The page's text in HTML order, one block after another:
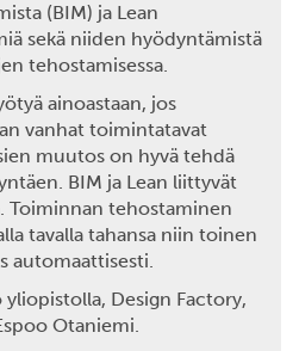
(BIM) ja Lean
sekä niiden hyödyntämistä
tehostamisessa.
ainoastaan, jos
vanhat toimintatavat
muutos on hyvä tehdä
BIM ja Lean liittyvät
Toiminnan tehostaminen
tavalla tahansa niin toinen
automaattisesti.
Design Factory,
Otaniemi.